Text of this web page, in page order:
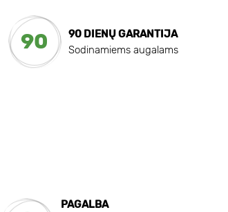
90
90 DIENŲ GARANTIJA
Sodinamiems augalams
PAGALBA